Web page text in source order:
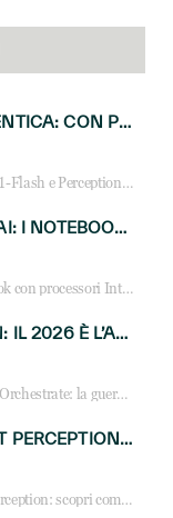
CYBERSECURITY AGENTICA: CON PERCEPTION E MAI-CYBER-1-FLASH MICROSOFT APRE NUOVI SERVIZI PER IL CANALE
Microsoft lancia MAI-Cyber-1-Flash e Perception: cybersecurity agentica in preview dal 3 novembre. Cosa cambia per MSP, system integrator e reseller.
HP ELITEBOOK CON AI: I NOTEBOOK BUSINESS INTELLIGENTI CHE TRASFORMANO PRODUTTIVITÀ, SICUREZZA E LAVORO IBRIDO
Scopri la gamma HP EliteBook con processori Intel® Core™ Ultra e AMD Ryzen™ AI. Notebook business progettati per aumentare la produttività, migliorare la collaborazione e garantire sicurezza avanzata in ufficio e in mobilità.
AI AGENT PLATFORM: IL 2026 È L’ANNO DEL «SISTEMA OPERATIVO» PER GLI AGENTI AZIENDALI
Frontier, Foundry e watsonx Orchestrate: la guerra delle piattaforme AI agent ridisegna il mercato IT. Cosa cambia per reseller, MSP e system integrator.
MICROSOFT PROJECT PERCEPTION: COME GLI AGENTI AI CAMBIERANNO SOC, CYBERSECURITY E SERVIZI MSP
Microsoft presenta Project Perception: scopri come gli agenti AI possono trasformare cybersecurity, SOC e servizi gestiti degli MSP.